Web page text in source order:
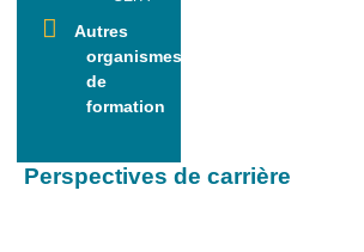
Autres
organismes
de
formation
Perspectives de carrière
et si c’était ton
genre ?
Ressources